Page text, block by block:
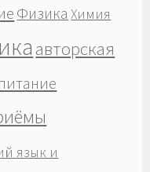
Физика Химия
авторская
язык и